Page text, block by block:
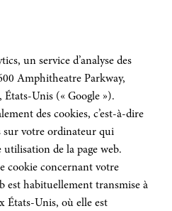
un service d’analyse des
Amphitheatre Parkway,
Unis (« Google »).
des cookies, c’est-à-dire
sur votre ordinateur qui
de la page web.
cookie concernant votre
est habituellement transmise à
États-Unis, où elle est